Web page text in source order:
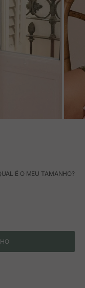
É O MEU TAMANHO?